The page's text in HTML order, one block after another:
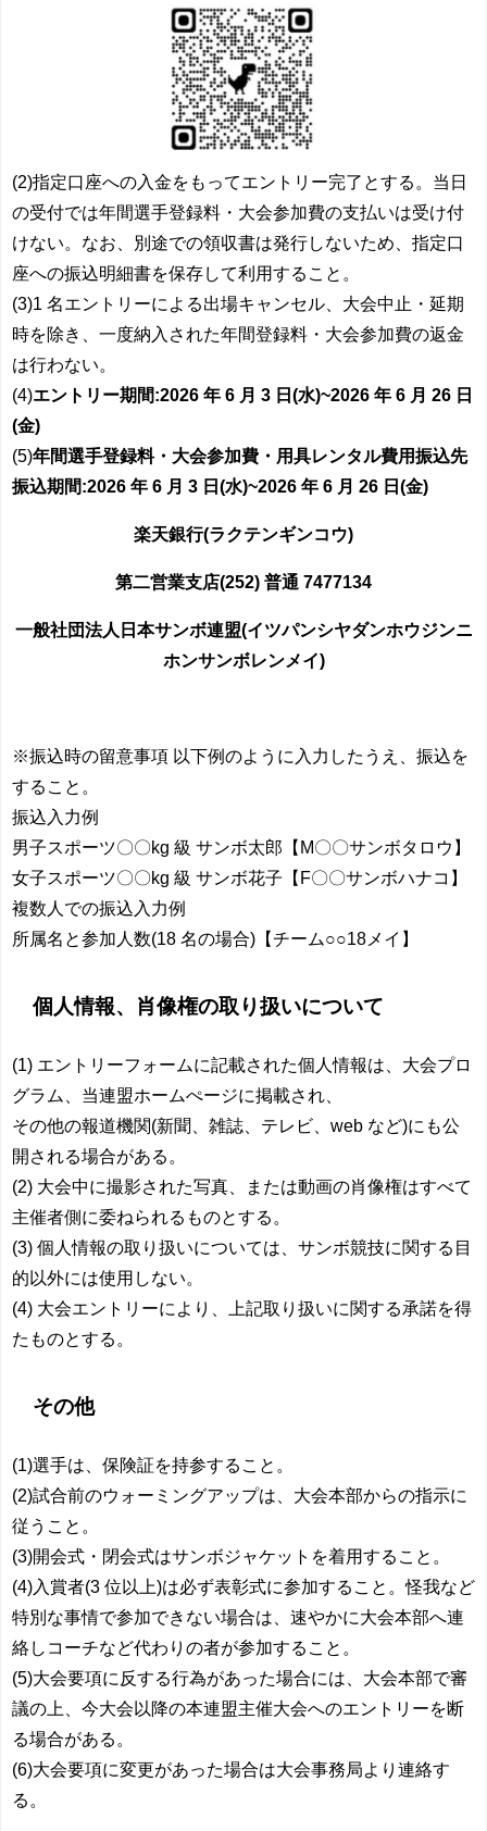
(2)指定口座への入金をもってエントリー完了とする。当日
の受付では年間選手登録料・大会参加費の支払いは受け付
けない。なお、別途での領収書は発行しないため、指定口
座への振込明細書を保存して利用すること。
(3)1 名エントリーによる出場キャンセル、大会中止・延期
時を除き、一度納入された年間登録料・大会参加費の返金
は行わない。
(4)エントリー期間:2026 年 6 月 3 日(水)~2026 年 6 月 26 日
(金)
(5)年間選手登録料・大会参加費・用具レンタル費用振込先
振込期間:2026 年 6 月 3 日(水)~2026 年 6 月 26 日(金)
楽天銀行(ラクテンギンコウ)
第二営業支店(252) 普通 7477134
一般社団法人日本サンボ連盟(イツパンシヤダンホウジンニ
ホンサンボレンメイ)
※振込時の留意事項 以下例のように入力したうえ、振込を
すること。
振込入力例
男子スポーツ〇〇kg 級 サンボ太郎【M〇〇サンボタロウ】
女子スポーツ〇〇kg 級 サンボ花子【F〇〇サンボハナコ】
複数人での振込入力例
所属名と参加人数(18 名の場合)【チーム○○18メイ】
個人情報、肖像権の取り扱いについて
(1) エントリーフォームに記載された個人情報は、大会プロ
グラム、当連盟ホームぺージに掲載され、
その他の報道機関(新聞、雑誌、テレビ、web など)にも公
開される場合がある。
(2) 大会中に撮影された写真、または動画の肖像権はすべて
主催者側に委ねられるものとする。
(3) 個人情報の取り扱いについては、サンボ競技に関する目
的以外には使用しない。
(4) 大会エントリーにより、上記取り扱いに関する承諾を得
たものとする。
その他
(1)選手は、保険証を持参すること。
(2)試合前のウォーミングアップは、大会本部からの指示に
従うこと。
(3)開会式・閉会式はサンボジャケットを着用すること。
(4)入賞者(3 位以上)は必ず表彰式に参加すること。怪我など
特別な事情で参加できない場合は、速やかに大会本部へ連
絡しコーチなど代わりの者が参加すること。
(5)大会要項に反する行為があった場合には、大会本部で審
議の上、今大会以降の本連盟主催大会へのエントリーを断
る場合がある。
(6)大会要項に変更があった場合は大会事務局より連絡す
る。